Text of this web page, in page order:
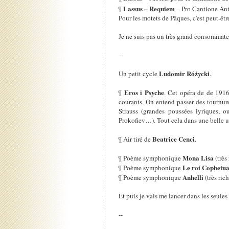
¶Lassus – Requiem– Pro Cantione
Pour les motets de Pâques, c'est peut-
Je ne suis pas un très grand
--
Un petit cycleLudomir Różycki.
¶ Eros i Psyche. Cet opéra de de
courants. On entend passer des
Strauss (grandes poussées
Prokofiev…). Tout cela dans une belle
¶ Air tiré deBeatrice Cenci.
¶ Poème symphoniqueMona Lisa
¶ Poème symphoniqueLe roi
¶ Poème symphoniqueAnhelli(très
Et puis je vais me lancer dans les
--